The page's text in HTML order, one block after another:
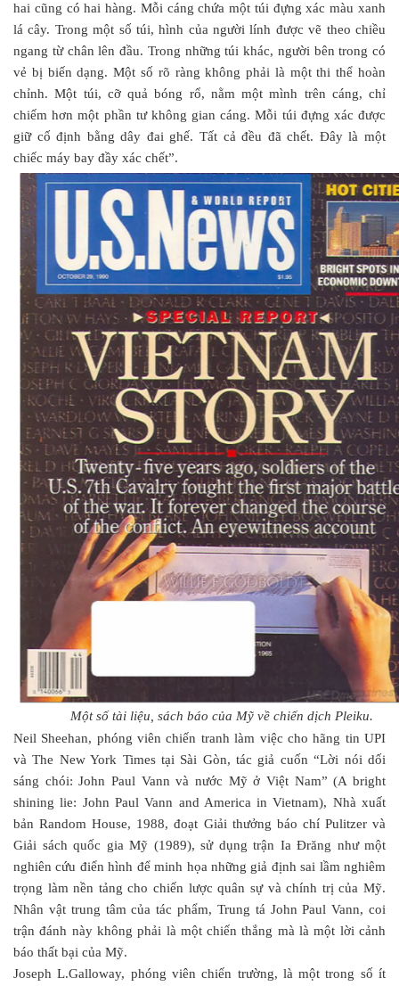
hai cũng có hai hàng. Mỗi cáng chứa một túi đựng xác màu xanh
lá cây. Trong một số túi, hình của người lính được vẽ theo chiều
ngang từ chân lên đầu. Trong những túi khác, người bên trong có
vẻ bị biến dạng. Một số rõ ràng không phải là một thi thể hoàn
chỉnh. Một túi, cỡ quả bóng rổ, nằm một mình trên cáng, chỉ
chiếm hơn một phần tư không gian cáng. Mỗi túi đựng xác được
giữ cố định bằng dây đai ghế. Tất cả đều đã chết. Đây là một
chiếc máy bay đầy xác chết”.
Một số tài liệu, sách báo của Mỹ về chiến dịch Pleiku.
Neil Sheehan, phóng viên chiến tranh làm việc cho hãng tin UPI
và The New York Times tại Sài Gòn, tác giả cuốn “Lời nói dối
sáng chói: John Paul Vann và nước Mỹ ở Việt Nam” (A bright
shining lie: John Paul Vann and America in Vietnam), Nhà xuất
bản Random House, 1988, đoạt Giải thưởng báo chí Pulitzer và
Giải sách quốc gia Mỹ (1989), sử dụng trận Ia Đrăng như một
nghiên cứu điển hình để minh họa những giả định sai lầm nghiêm
trọng làm nền tảng cho chiến lược quân sự và chính trị của Mỹ.
Nhân vật trung tâm của tác phẩm, Trung tá John Paul Vann, coi
trận đánh này không phải là một chiến thắng mà là một lời cảnh
báo thất bại của Mỹ.
Joseph L.Galloway, phóng viên chiến trường, là một trong số ít